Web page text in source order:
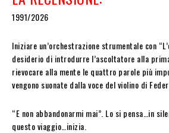
1991/2026
Iniziare un’orchestrazione strumentale con
desiderio di introdurre l’ascoltatore alla
rievocare alla mente le quattro parole più
vengono suonate dalla voce del violino di
“E non abbandonarmi mai”. Lo si pensa…in
questo viaggio…inizia.